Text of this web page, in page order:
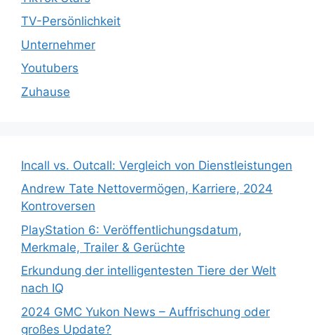
TV-Persönlichkeit
Unternehmer
Youtubers
Zuhause
Incall vs. Outcall: Vergleich von Dienstleistungen
Andrew Tate Nettovermögen, Karriere, 2024
Kontroversen
PlayStation 6: Veröffentlichungsdatum,
Merkmale, Trailer & Gerüchte
Erkundung der intelligentesten Tiere der Welt
nach IQ
2024 GMC Yukon News – Auffrischung oder
großes Update?